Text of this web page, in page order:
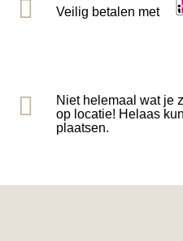
 Veilig betalen met

Niet helemaal wat je
op locatie! Helaas
plaatsen.